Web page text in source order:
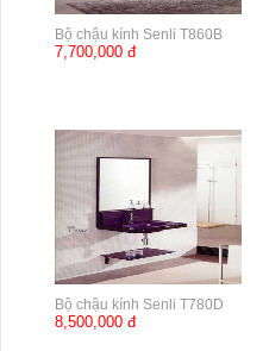
Bộ chậu kính Senli T860B
7,700,000 đ
Bộ chậu kính Senli T780D
8,500,000 đ